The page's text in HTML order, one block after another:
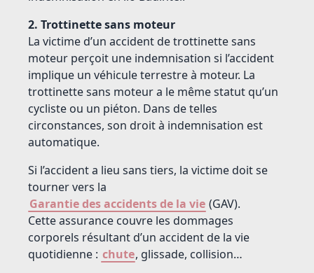
2. Trottinette sans moteur
La victime d’un accident de trottinette sans
moteur perçoit une indemnisation si l’accident
implique un véhicule terrestre à moteur. La
trottinette sans moteur a le même statut qu’un
cycliste ou un piéton. Dans de telles
circonstances, son droit à indemnisation est
automatique.
Si l’accident a lieu sans tiers, la victime doit se
tourner vers la
Garantie des accidents de la vie (GAV).
Cette assurance couvre les dommages
corporels résultant d’un accident de la vie
quotidienne : chute, glissade, collision…